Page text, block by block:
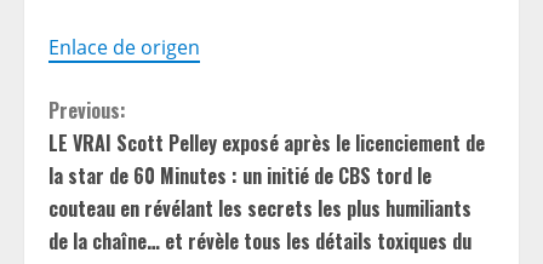
Enlace de origen
C
o
n
Previous:
LE VRAI Scott Pelley exposé après le licenciement de
la star de 60 Minutes : un initié de CBS tord le
couteau en révélant les secrets les plus humiliants
de la chaîne… et révèle tous les détails toxiques du